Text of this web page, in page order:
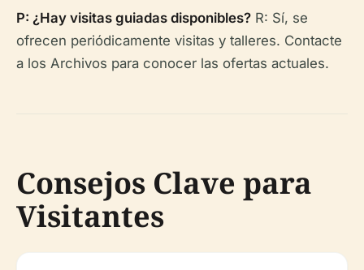
P: ¿Hay visitas guiadas disponibles? R: Sí, se
ofrecen periódicamente visitas y talleres. Contacte
a los Archivos para conocer las ofertas actuales.
Consejos Clave para
Visitantes